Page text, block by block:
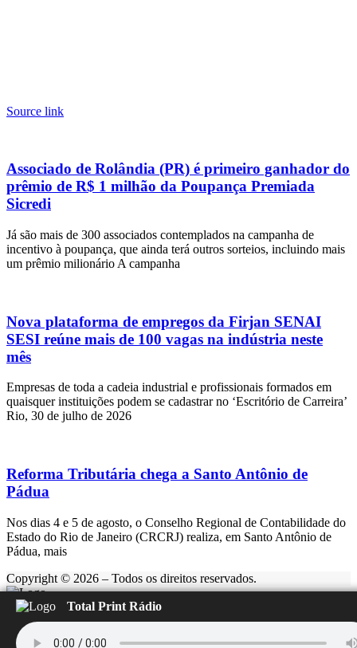
Source link
Associado de Rolândia (PR) é primeiro ganhador do
prêmio de R$ 1 milhão da Poupança Premiada
Sicredi
Já são mais de 300 associados contemplados na campanha de
incentivo à poupança, que ainda terá outros sorteios, incluindo mais
um prêmio milionário A campanha
Nova plataforma de empregos da Firjan SENAI
SESI reúne mais de 100 vagas na indústria neste
mês
Empresas de toda a cadeia industrial e profissionais formados em
quaisquer instituições podem se cadastrar no ‘Escritório de Carreira’
Rio, 30 de julho de 2026
Reforma Tributária chega a Santo Antônio de
Pádua
Nos dias 4 e 5 de agosto, o Conselho Regional de Contabilidade do
Estado do Rio de Janeiro (CRCRJ) realiza, em Santo Antônio de
Pádua, mais
Copyright © 2026 – Todos os direitos reservados.
Total Print Rádio
Rádio Feliz
Carregando...
▶️ ⏹️